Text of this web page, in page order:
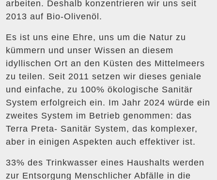
arbeiten. Deshalb konzentrieren wir uns seit
2013 auf Bio-Olivenöl.
Es ist uns eine Ehre, uns um die Natur zu
kümmern und unser Wissen an diesem
idyllischen Ort an den Küsten des Mittelmeers
zu teilen. Seit 2011 setzen wir dieses geniale
und einfache, zu 100% ökologische Sanitär
System erfolgreich ein. Im Jahr 2024 würde ein
zweites System im Betrieb genommen: das
Terra Preta- Sanitär System, das komplexer,
aber in einigen Aspekten auch effektiver ist.
33% des Trinkwasser eines Haushalts werden
zur Entsorgung Menschlicher Abfälle in die